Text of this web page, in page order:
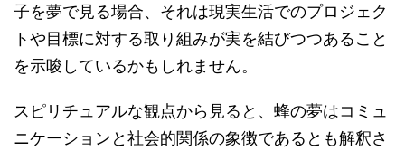
子を夢で見る場合、それは現実生活でのプロジェク
トや目標に対する取り組みが実を結びつつあること
を示唆しているかもしれません。
スピリチュアルな観点から見ると、蜂の夢はコミュ
ニケーションと社会的関係の象徴であるとも解釈さ